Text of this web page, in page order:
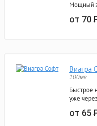
Мощный
от 70
Виагра
100мг
Быстрое
уже
от 65